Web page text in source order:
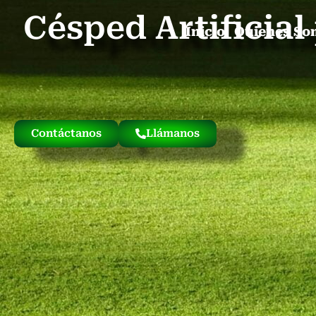
Inicio Quienes
Césped Artificial
Contáctanos Llámanos